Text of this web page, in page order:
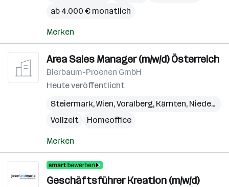
ab 4.000 € monatlich
Merken
Area Sales Manager (m/w/d) Österreich
Bierbaum-Proenen GmbH
Heute veröffentlicht
Steiermark,Wien,Voralberg, Kärnten, Niederösterreich
Vollzeit
Homeoffice
Merken
Geschäftsführer Kreation (m/w/d)